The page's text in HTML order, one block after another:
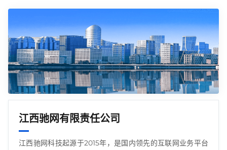
江西驰网有限责任公司
江西驰网科技起源于2015年，是国内领先的互联网业务平台